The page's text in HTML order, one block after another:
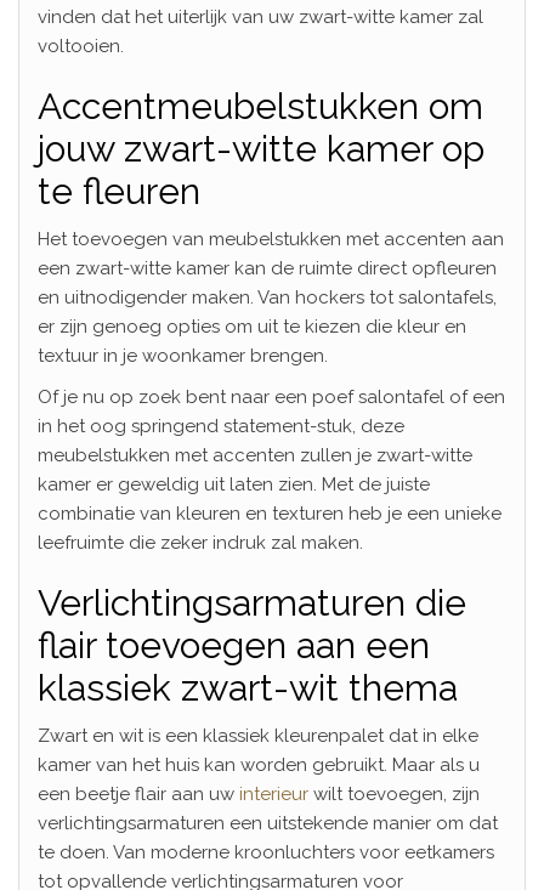
vinden dat het uiterlijk van uw zwart-witte kamer zal
voltooien.
Accentmeubelstukken om
jouw zwart-witte kamer op
te fleuren
Het toevoegen van meubelstukken met accenten aan
een zwart-witte kamer kan de ruimte direct opfleuren
en uitnodigender maken. Van hockers tot salontafels,
er zijn genoeg opties om uit te kiezen die kleur en
textuur in je woonkamer brengen.
Of je nu op zoek bent naar een poef salontafel of een
in het oog springend statement-stuk, deze
meubelstukken met accenten zullen je zwart-witte
kamer er geweldig uit laten zien. Met de juiste
combinatie van kleuren en texturen heb je een unieke
leefruimte die zeker indruk zal maken.
Verlichtingsarmaturen die
flair toevoegen aan een
klassiek zwart-wit thema
Zwart en wit is een klassiek kleurenpalet dat in elke
kamer van het huis kan worden gebruikt. Maar als u
een beetje flair aan uw interieur wilt toevoegen, zijn
verlichtingsarmaturen een uitstekende manier om dat
te doen. Van moderne kroonluchters voor eetkamers
tot opvallende verlichtingsarmaturen voor